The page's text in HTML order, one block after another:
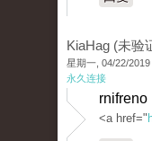
KiaHag (未验
星期一, 04/22/
永久连接
rnifreno
<a href="